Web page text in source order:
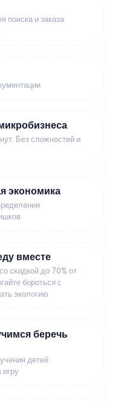
поиска и заказа
Без сложностей и
экономика
вместе
скидкой до 70% от
бороться с
экологию
беречь
детей
игру